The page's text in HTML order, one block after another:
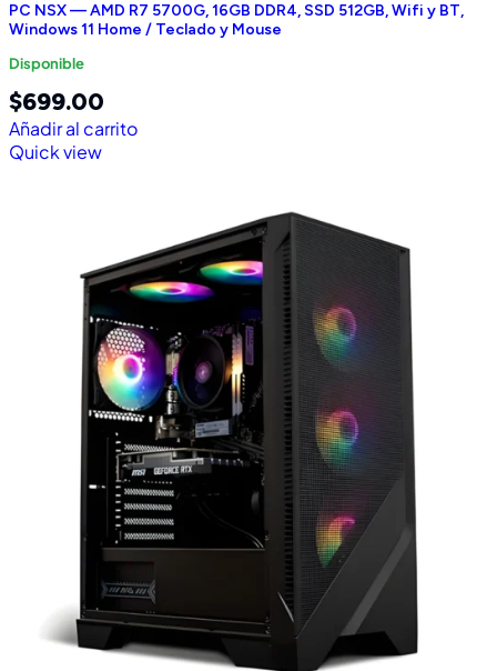
PC NSX — AMD R7 5700G, 16GB DDR4, SSD 512GB, Wifi y BT,
Windows 11 Home / Teclado y Mouse
Disponible
$699.00
Añadir al carrito
Quick view